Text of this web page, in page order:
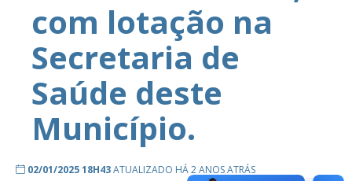
com lotação na
Secretaria de
Saúde deste
Município.
02/01/2025 18H43ATUALIZADO HÁ 2 ANOS ATRÁS